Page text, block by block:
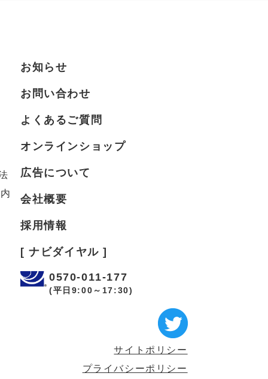
お知らせ
お問い合わせ
よくあるご質問
オンラインショップ
広告について
会社概要
採用情報
[ ナビダイヤル ]
0570-011-177
(平日9:00～17:30)
サイトポリシー
プライバシーポリシー